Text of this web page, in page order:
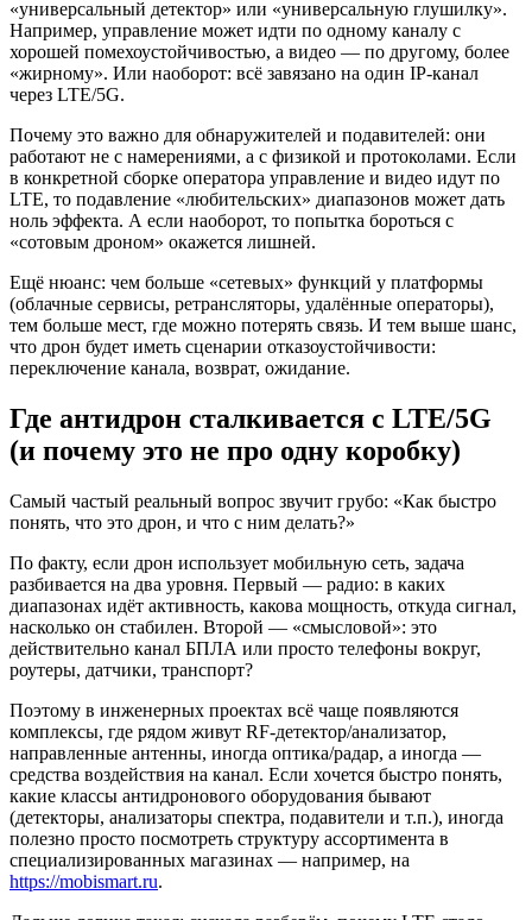
«универсальный детектор» или «универсальную глушилку».
Например, управление может идти по одному каналу с
хорошей помехоустойчивостью, а видео — по другому, более
«жирному». Или наоборот: всё завязано на один IP‑канал
через LTE/5G.
Почему это важно для обнаружителей и подавителей: они
работают не с намерениями, а с физикой и протоколами. Если
в конкретной сборке оператора управление и видео идут по
LTE, то подавление «любительских» диапазонов может дать
ноль эффекта. А если наоборот, то попытка бороться с
«сотовым дроном» окажется лишней.
Ещё нюанс: чем больше «сетевых» функций у платформы
(облачные сервисы, ретрансляторы, удалённые операторы),
тем больше мест, где можно потерять связь. И тем выше шанс,
что дрон будет иметь сценарии отказоустойчивости:
переключение канала, возврат, ожидание.
Где антидрон сталкивается с LTE/5G
(и почему это не про одну коробку)
Самый частый реальный вопрос звучит грубо: «Как быстро
понять, что это дрон, и что с ним делать?»
По факту, если дрон использует мобильную сеть, задача
разбивается на два уровня. Первый — радио: в каких
диапазонах идёт активность, какова мощность, откуда сигнал,
насколько он стабилен. Второй — «смысловой»: это
действительно канал БПЛА или просто телефоны вокруг,
роутеры, датчики, транспорт?
Поэтому в инженерных проектах всё чаще появляются
комплексы, где рядом живут RF‑детектор/анализатор,
направленные антенны, иногда оптика/радар, а иногда —
средства воздействия на канал. Если хочется быстро понять,
какие классы антидронового оборудования бывают
(детекторы, анализаторы спектра, подавители и т.п.), иногда
полезно просто посмотреть структуру ассортимента в
специализированных магазинах — например, на
https://mobismart.ru.